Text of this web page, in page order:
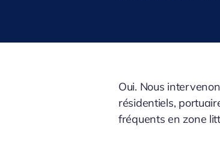
Oui. Nous
résidentiels,
fréquents en zone